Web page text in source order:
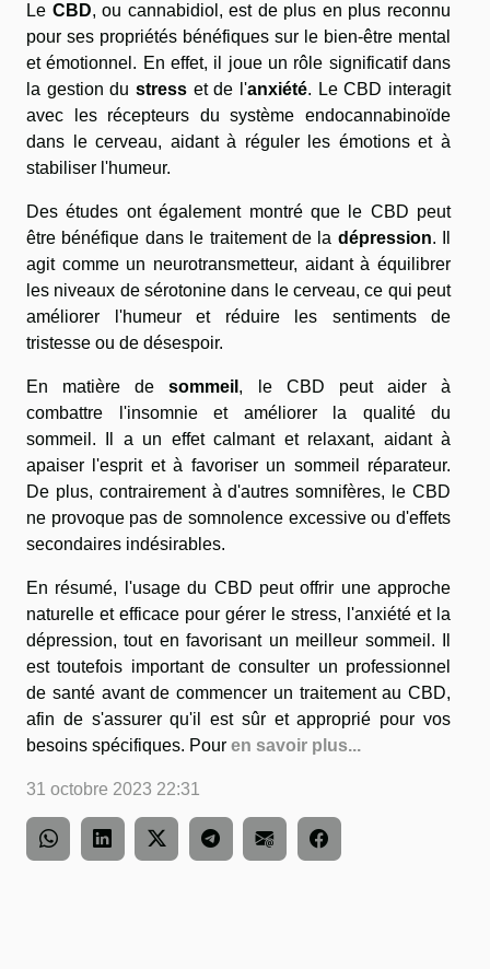
Le CBD, ou cannabidiol, est de plus en plus reconnu
pour ses propriétés bénéfiques sur le bien-être mental
et émotionnel. En effet, il joue un rôle significatif dans
la gestion du stress et de l'anxiété. Le CBD interagit
avec les récepteurs du système endocannabinoïde
dans le cerveau, aidant à réguler les émotions et à
stabiliser l'humeur.
Des études ont également montré que le CBD peut
être bénéfique dans le traitement de la dépression. Il
agit comme un neurotransmetteur, aidant à équilibrer
les niveaux de sérotonine dans le cerveau, ce qui peut
améliorer l'humeur et réduire les sentiments de
tristesse ou de désespoir.
En matière desommeil , le CBD peut aider à
combattre l'insomnie et améliorer la qualité du
sommeil. Il a un effet calmant et relaxant, aidant à
apaiser l'esprit et à favoriser un sommeil réparateur.
De plus, contrairement à d'autres somnifères, le CBD
ne provoque pas de somnolence excessive ou d'effets
secondaires indésirables.
En résumé, l'usage du CBD peut offrir une approche
naturelle et efficace pour gérer le stress, l'anxiété et la
dépression, tout en favorisant un meilleur sommeil. Il
est toutefois important de consulter un professionnel
de santé avant de commencer un traitement au CBD,
afin de s'assurer qu'il est sûr et approprié pour vos
besoins spécifiques. Pour en savoir plus...
31 octobre 2023 22:31